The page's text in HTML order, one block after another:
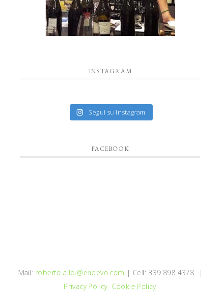
INSTAGRAM
Segui su Instagram
FACEBOOK
Mail: roberto.alloi@enoevo.com | Cell: 339 898 4378 |
Privacy Policy Cookie Policy